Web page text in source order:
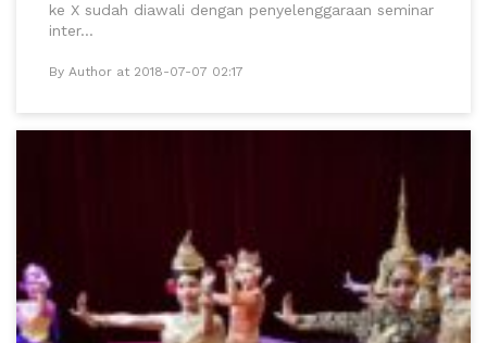
ke X sudah diawali dengan penyelenggaraan seminar
inter...
By Author at 2018-07-07 02:17